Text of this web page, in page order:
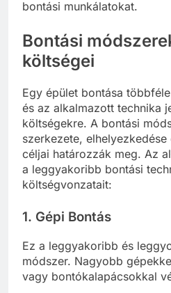
bontási munkálatokat.
Bontási
költségei
Egy épület bontása
és az alkalmazott technika
költségekre. A bontási
szerkezete,
céljai határozzák meg. Az
a leggyakoribb bontási
költségvonzatait:
1. Gépi Bontás
Ez a leggyakoribb és
módszer. Nagyobb
vagy bontókalapácsokkal